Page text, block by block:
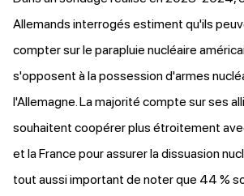
Allemands interrogés estiment qu'ils
compter sur le parapluie nucléaire
s'opposent à la possession d'armes
l'Allemagne. La majorité compte sur ses
souhaitent coopérer plus étroitement
et la France pour assurer la dissuasion
tout aussi important de noter que 44 %